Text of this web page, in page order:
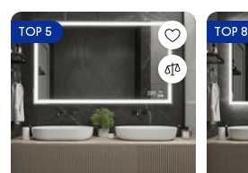
TOP 5 TOP 8